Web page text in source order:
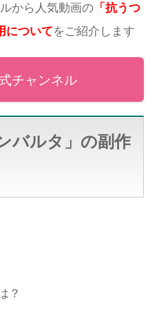
から人気動画の 「抗うつ
についてをご紹介します
チャンネル
バルタ」の副作
？